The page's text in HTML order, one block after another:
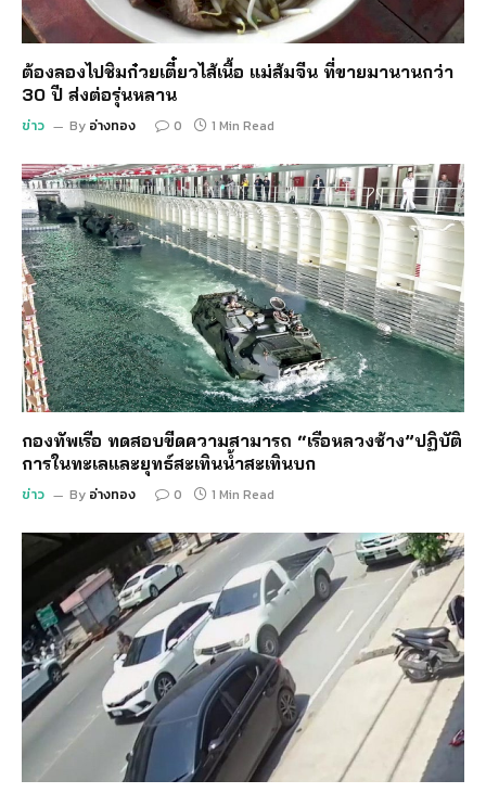
ต้องลองไปชิมก๋วยเตี๋ยวไส้เนื้อ แม่ส้มจีน ที่ขายมานานกว่า
30 ปี ส่งต่อรุ่นหลาน
ข่าว By อ่างทอง 0 1 Min Read
กองทัพเรือ ทดสอบขีดความสามารถ “เรือหลวงช้าง”ปฏิบัติ
การในทะเลและยุทธ์สะเทินน้ำสะเทินบก
ข่าว By อ่างทอง 0 1 Min Read